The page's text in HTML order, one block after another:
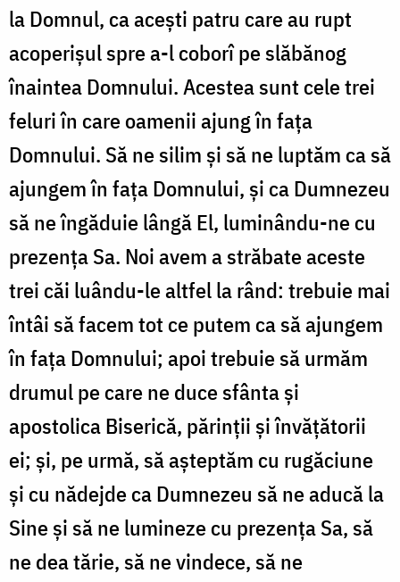
la Domnul, ca aceşti patru care au rupt
acoperişul spre a-l coborî pe slăbănog
înaintea Domnului. Acestea sunt cele trei
feluri în care oamenii ajung în faţa
Domnului. Să ne silim şi să ne luptăm ca să
ajungem în faţa Domnului, şi ca Dumnezeu
să ne îngăduie lângă El, luminându-ne cu
prezenţa Sa. Noi avem a străbate aceste
trei căi luându-le altfel la rând: trebuie mai
întâi să facem tot ce putem ca să ajungem
în faţa Domnului; apoi trebuie să urmăm
drumul pe care ne duce sfânta şi
apostolica Biserică, părinţii şi învăţătorii
ei; şi, pe urmă, să aşteptăm cu rugăciune
şi cu nădejde ca Dumnezeu să ne aducă la
Sine şi să ne lumineze cu prezenţa Sa, să
ne dea tărie, să ne vindece, să ne